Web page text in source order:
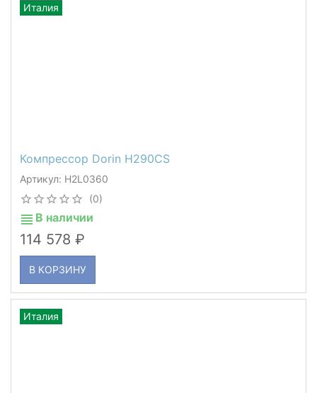
Компрессор Dorin H290CS
Артикул: H2L0360
(0)
В наличии
114 578
В КОРЗИНУ
Италия
Италия